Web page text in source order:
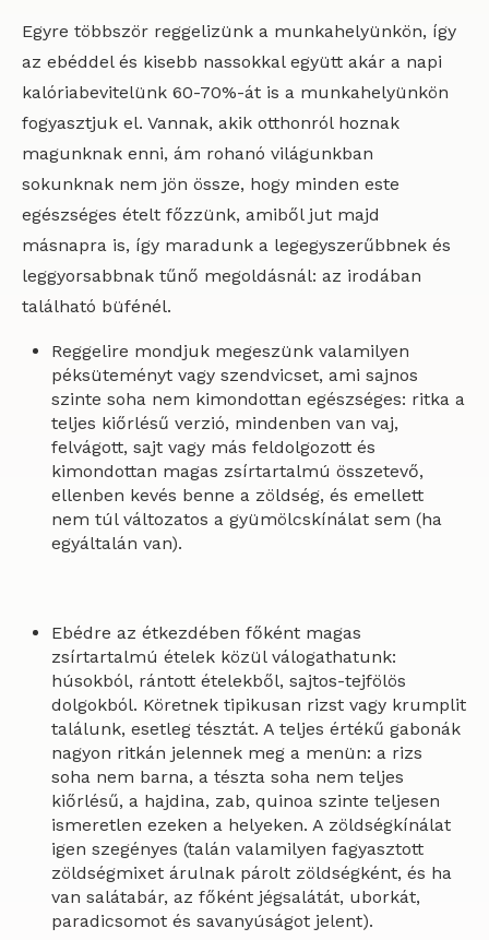
Egyre többször reggelizünk a munkahelyünkön, így
az ebéddel és kisebb nassokkal együtt akár a napi
kalóriabevitelünk 60-70%-át is a munkahelyünkön
fogyasztjuk el. Vannak, akik otthonról hoznak
magunknak enni, ám rohanó világunkban
sokunknak nem jön össze, hogy minden este
egészséges ételt főzzünk, amiből jut majd
másnapra is, így maradunk a legegyszerűbbnek és
leggyorsabbnak tűnő megoldásnál: az irodában
található büfénél.
Reggelire mondjuk megeszünk valamilyen
péksüteményt vagy szendvicset, ami sajnos
szinte soha nem kimondottan egészséges: ritka a
teljes kiőrlésű verzió, mindenben van vaj,
felvágott, sajt vagy más feldolgozott és
kimondottan magas zsírtartalmú összetevő,
ellenben kevés benne a zöldség, és emellett
nem túl változatos a gyümölcskínálat sem (ha
egyáltalán van).
Ebédre az étkezdében főként magas
zsírtartalmú ételek közül válogathatunk:
húsokból, rántott ételekből, sajtos-tejfölös
dolgokból. Köretnek tipikusan rizst vagy krumplit
találunk, esetleg tésztát. A teljes értékű gabonák
nagyon ritkán jelennek meg a menün: a rizs
soha nem barna, a tészta soha nem teljes
kiőrlésű, a hajdina, zab, quinoa szinte teljesen
ismeretlen ezeken a helyeken. A zöldségkínálat
igen szegényes (talán valamilyen fagyasztott
zöldségmixet árulnak párolt zöldségként, és ha
van salátabár, az főként jégsalátát, uborkát,
paradicsomot és savanyúságot jelent).